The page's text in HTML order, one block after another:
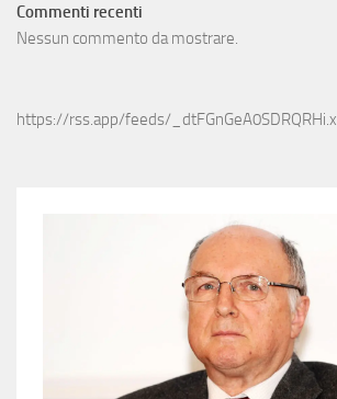
Commenti recenti
Nessun commento da mostrare.
https://rss.app/feeds/